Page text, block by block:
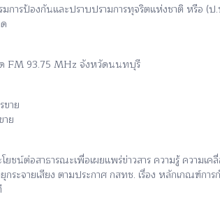
การป้องกันและปราบปรามการทุจริตแห่งชาติ หรือ (ป.
ด FM 93.75 MHz จังหวัดนนทบุรี
าย
าย
ะโยชน์ต่อสาธารณะเพื่อเผยแพร่ข่าวสาร ความรู้ ควา
กระจายเสียง ตามประกาศ กสทช. เรื่อง หลักเกณฑ์ก